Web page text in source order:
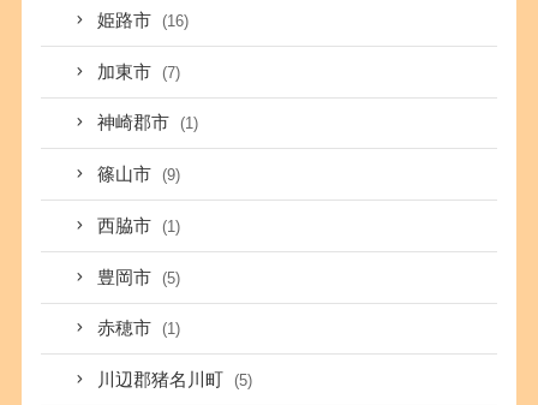
姫路市 (16)
加東市 (7)
神崎郡市 (1)
篠山市 (9)
西脇市 (1)
豊岡市 (5)
赤穂市 (1)
川辺郡猪名川町 (5)